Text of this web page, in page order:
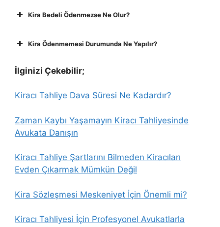
Kira Bedeli Ödenmezse Ne Olur?
Kira Ödenmemesi Durumunda Ne Yapılır?
İlginizi Çekebilir;
Kiracı Tahliye Dava Süresi Ne Kadardır?
Zaman Kaybı Yaşamayın Kiracı Tahliyesinde
Avukata Danışın
Kiracı Tahliye Şartlarını Bilmeden Kiracıları
Evden Çıkarmak Mümkün Değil
Kira Sözleşmesi Meskeniyet İçin Önemli mi?
Kiracı Tahliyesi İçin Profesyonel Avukatlarla